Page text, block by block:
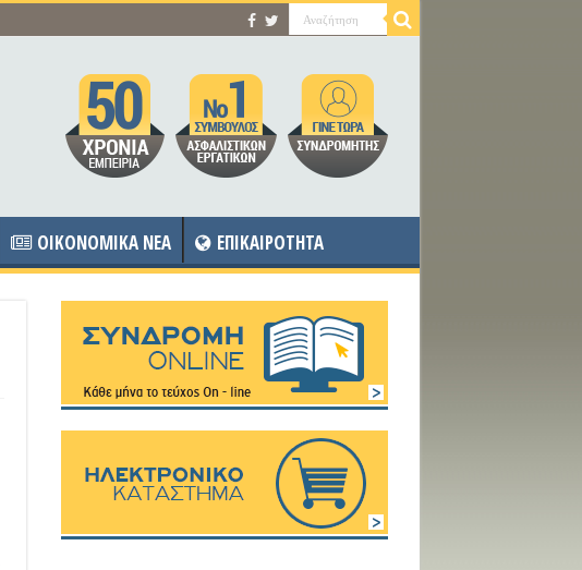
OIKONOMIKA NEA ΕΠΙΚΑΙΡΟΤΗΤΑ